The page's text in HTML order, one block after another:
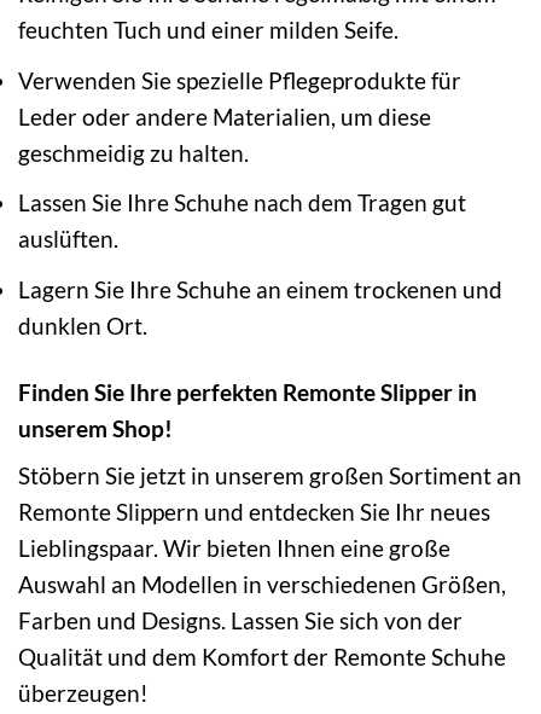
feuchten Tuch und einer milden Seife.
Verwenden Sie spezielle Pflegeprodukte für
Leder oder andere Materialien, um diese
geschmeidig zu halten.
Lassen Sie Ihre Schuhe nach dem Tragen gut
auslüften.
Lagern Sie Ihre Schuhe an einem trockenen und
dunklen Ort.
Finden Sie Ihre perfekten Remonte Slipper in
unserem Shop!
Stöbern Sie jetzt in unserem großen Sortiment an
Remonte Slippern und entdecken Sie Ihr neues
Lieblingspaar. Wir bieten Ihnen eine große
Auswahl an Modellen in verschiedenen Größen,
Farben und Designs. Lassen Sie sich von der
Qualität und dem Komfort der Remonte Schuhe
überzeugen!